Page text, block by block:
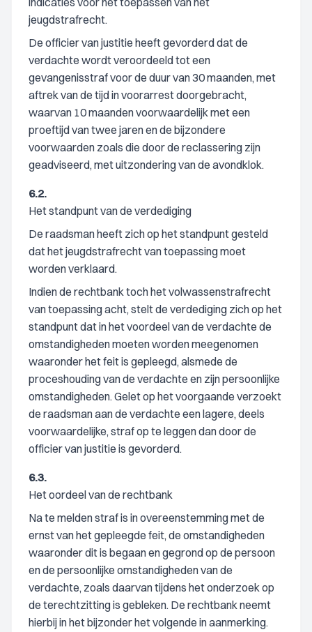
jeugdstrafrecht.
De officier van justitie heeft gevorderd dat de
verdachte wordt veroordeeld tot een
gevangenisstraf voor de duur van 30 maanden, met
aftrek van de tijd in voorarrest doorgebracht,
waarvan 10 maanden voorwaardelijk met een
proeftijd van twee jaren en de bijzondere
voorwaarden zoals die door de reclassering zijn
geadviseerd, met uitzondering van de avondklok.
6.2.
Het standpunt van de verdediging
De raadsman heeft zich op het standpunt gesteld
dat het jeugdstrafrecht van toepassing moet
worden verklaard.
Indien de rechtbank toch het volwassenstrafrecht
van toepassing acht, stelt de verdediging zich op het
standpunt dat in het voordeel van de verdachte de
omstandigheden moeten worden meegenomen
waaronder het feit is gepleegd, alsmede de
proceshouding van de verdachte en zijn persoonlijke
omstandigheden. Gelet op het voorgaande verzoekt
de raadsman aan de verdachte een lagere, deels
voorwaardelijke, straf op te leggen dan door de
officier van justitie is gevorderd.
6.3.
Het oordeel van de rechtbank
Na te melden straf is in overeenstemming met de
ernst van het gepleegde feit, de omstandigheden
waaronder dit is begaan en gegrond op de persoon
en de persoonlijke omstandigheden van de
verdachte, zoals daarvan tijdens het onderzoek op
de terechtzitting is gebleken. De rechtbank neemt
hierbij in het bijzonder het volgende in aanmerking.